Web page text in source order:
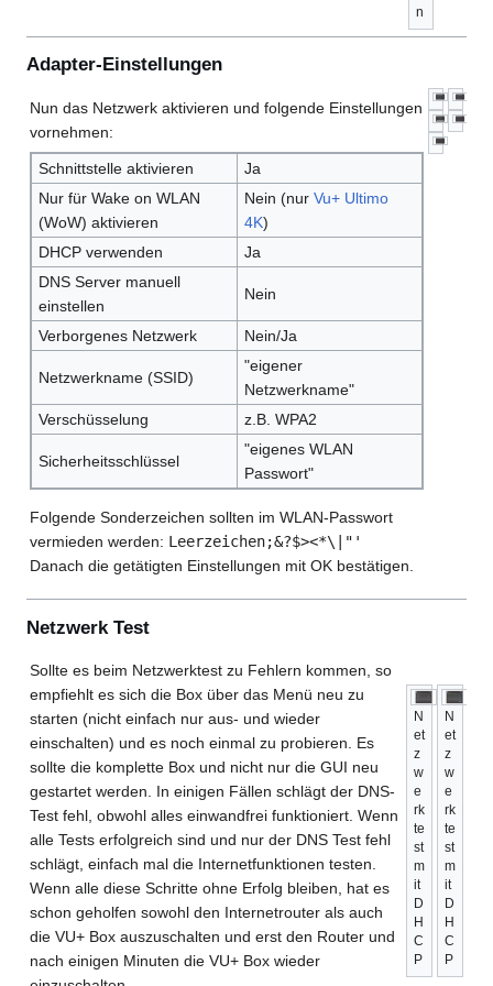
n
Adapter-Einstellungen
Nun das Netzwerk aktivieren und folgende Einstellungen
vornehmen:
Schnittstelle aktivieren
Ja
Nur für Wake on WLAN
(WoW) aktivieren
Nein (nur Vu+ Ultimo
4K)
DHCP verwenden
Ja
DNS Server manuell
einstellen
Nein
Verborgenes Netzwerk Nein/Ja
Netzwerkname (SSID)
"eigener
Netzwerkname"
Verschüsselung
z.B. WPA2
Sicherheitsschlüssel
"eigenes WLAN
Passwort"
Folgende Sonderzeichen sollten im WLAN-Passwort
vermieden werden: Leerzeichen;&?$><*\|"'
Danach die getätigten Einstellungen mit OK bestätigen.
Netzwerk Test
Sollte es beim Netzwerktest zu Fehlern kommen, so
empfiehlt es sich die Box über das Menü neu zu
starten (nicht einfach nur aus- und wieder
einschalten) und es noch einmal zu probieren. Es
sollte die komplette Box und nicht nur die GUI neu
gestartet werden. In einigen Fällen schlägt der DNS-
Test fehl, obwohl alles einwandfrei funktioniert. Wenn
alle Tests erfolgreich sind und nur der DNS Test fehl
schlägt, einfach mal die Internetfunktionen testen.
Wenn alle diese Schritte ohne Erfolg bleiben, hat es
schon geholfen sowohl den Internetrouter als auch
die VU+ Box auszuschalten und erst den Router und
nach einigen Minuten die VU+ Box wieder
N
et
z
w
e
rk
te
st
m
it
D
H
C
P
N
et
z
w
e
rk
te
st
m
it
D
H
C
P